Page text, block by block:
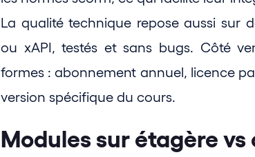
La qualité technique repose aussi sur
ou xAPI, testés et sans bugs. Côté
formes : abonnement annuel, licence
version spécifique du cours.
Modules sur étagère